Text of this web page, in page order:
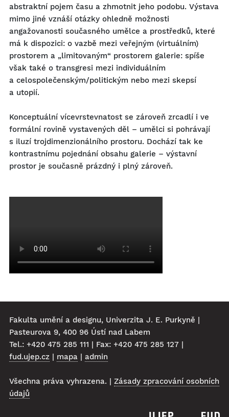
abstraktní pojem času a zhmotnit jeho podobu. Výstava
mimo jiné vznáší otázky ohledně možnosti
angažovanosti současného umělce a prostředků, které
má k dispozici: o vazbě mezi veřejným (virtuálním)
prostorem a „limitovaným“ prostorem galerie: spíše
však také o transgresi mezi individuálním
a celospolečenským/politickým nebo mezi skepsí
a utopií.
Konceptuální vícevrstevnatost se zároveň zrcadlí i ve
formální rovině vystavených děl – umělci si pohrávají
s iluzí trojdimenzionálního prostoru. Dochází tak ke
kontrastnímu pojednání obsahu galerie – výstavní
prostor je současně prázdný i plný zároveň.
Fakulta umění a designu, Univerzita J. E. Purkyně |
Pasteurova 9, 400 96 Ústí nad Labem
Tel.: +420 475 285 111 | Fax: +420 475 285 127 |
fud.ujep.cz | mapa | admin
Všechna práva vyhrazena. | Zásady zpracování osobních
údajů